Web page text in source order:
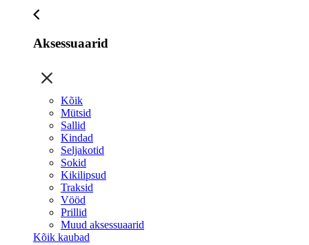
Aksessuaarid
Kõik
Mütsid
Sallid
Kindad
Seljakotid
Sokid
Kikilipsud
Traksid
Vööd
Prillid
Muud aksessuaarid
Kõik kaubad